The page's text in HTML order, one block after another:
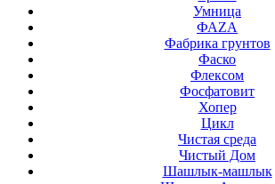
Умница
ФАZА
Фабрика грунтов
Фаско
Флексом
Фосфатовит
Хопер
Цикл
Чистая среда
Чистый Дом
Шашлык-машлык